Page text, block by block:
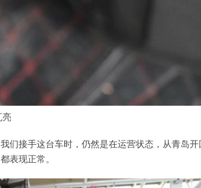
们接手这台车时，仍然是在运营状态，从青岛开
表现正常。